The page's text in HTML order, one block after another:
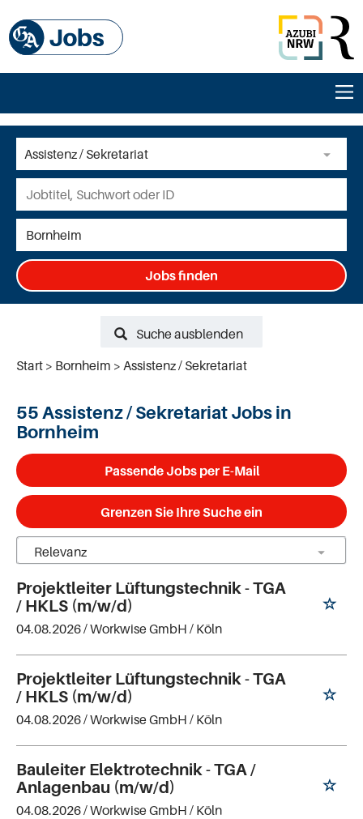
Jobs finden
Suche ausblenden
Start
Bornheim Assistenz / Sekretariat
55 Assistenz / Sekretariat Jobs in
Bornheim
Passende Jobs per E-Mail
Grenzen Sie Ihre Suche ein
Projektleiter Lüftungstechnik - TGA
/ HKLS (m/w/d)
04.08.2026 /Workwise GmbH / Köln
Projektleiter Lüftungstechnik - TGA
/ HKLS (m/w/d)
04.08.2026 /Workwise GmbH / Köln
Bauleiter Elektrotechnik - TGA /
Anlagenbau (m/w/d)
04.08.2026 /Workwise GmbH / Köln